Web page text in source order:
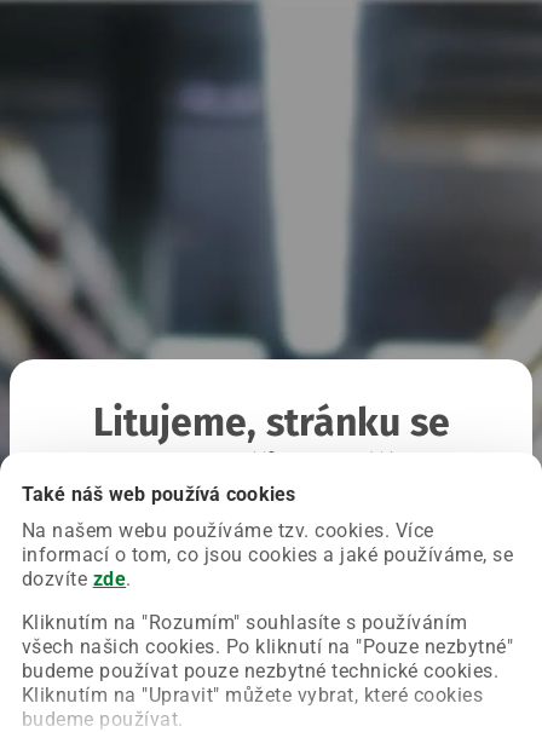
Také náš web používá cookies
Na našem webu používáme tzv. cookies. Více
informací o tom, co jsou cookies a jaké používáme, se
dozvíte zde.
Kliknutím na "Rozumím" souhlasíte s používáním
všech našich cookies. Po kliknutí na "Pouze nezbytné"
budeme používat pouze nezbytné technické cookies.
Kliknutím na "Upravit" můžete vybrat, které cookies
budeme používat.
Litujeme, stránku se
Chyba nastala na naší straně a už ji opravujeme.
Zkuste prosím znovu načíst požadovanou stránku.
Obnovit stránku Úvodní strana